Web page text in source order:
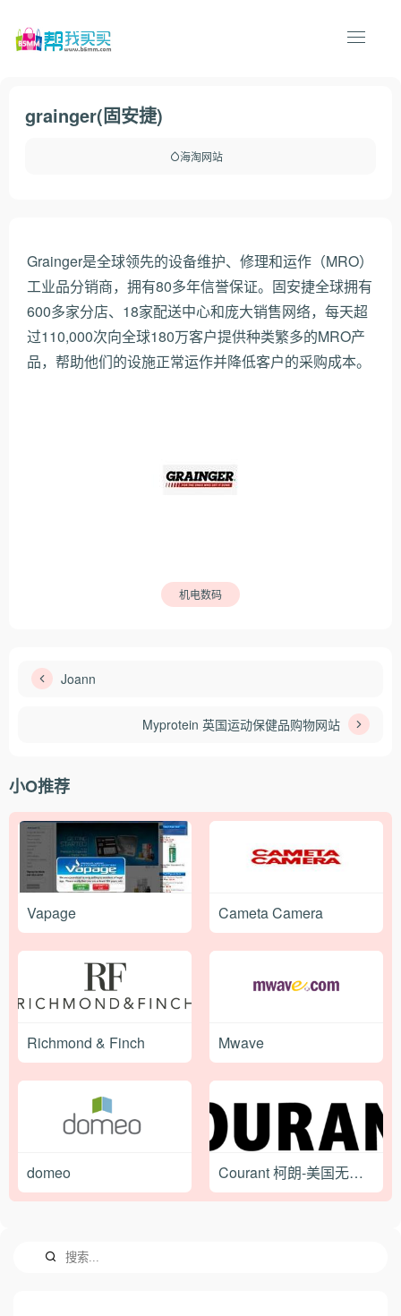
grainger(固安捷)
海淘网站
Grainger是全球领先的设备维护、修理和运作（MRO）
工业品分销商，拥有80多年信誉保证。固安捷全球拥有
600多家分店、18家配送中心和庞大销售网络，每天超
过110,000次向全球180万客户提供种类繁多的MRO产
品，帮助他们的设施正常运作并降低客户的采购成本。
机电数码
Joann
Myprotein 英国运动保健品购物网站
小O推荐
Vapage Cameta Camera
Richmond & Finch Mwave
domeo Courant 柯朗-美国无线充电设备品牌网站